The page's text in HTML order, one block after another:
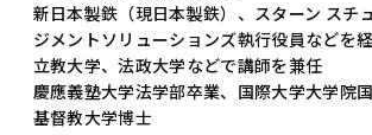
新日本製鉄（現日本製鉄）、スターン スチ
ジメントソリューションズ執行役員などを
立教大学、法政大学などで講師を兼任
慶應義塾大学法学部卒業、国際大学大学院
基督教大学博士